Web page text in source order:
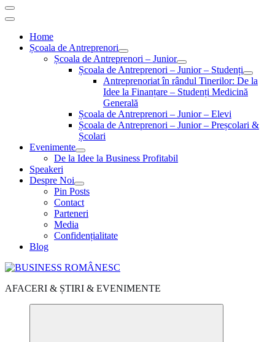
Home
Școala de Antreprenori
Școala de Antreprenori – Junior
Școala de Antreprenori – Junior – Studenți
Antreprenoriat în rândul Tinerilor: De la
Idee la Finanțare – Studenți Medicină
Generală
Școala de Antreprenori – Junior – Elevi
Școala de Antreprenori – Junior – Preșcolari &
Școlari
Evenimente
De la Idee la Business Profitabil
Speakeri
Despre Noi
Pin Posts
Contact
Parteneri
Media
Confidențialitate
Blog
AFACERI & ȘTIRI & EVENIMENTE